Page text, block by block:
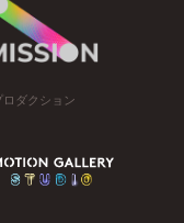
ロダクション